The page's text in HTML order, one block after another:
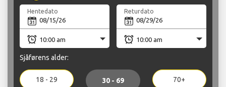
Hentedato Returdato
Sjåførens alder:
18 - 29 30 - 69 70+